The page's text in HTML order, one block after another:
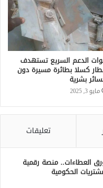
الدعم السريع تستهدف
كسلا بطائرة مسيرة دون
بشرية
مايو 3, 2025
تعليقات
العطاءات.. منصة رقمية
الحكومية